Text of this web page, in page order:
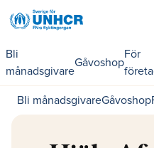
Bli
månadsgivare
Gåvoshop
För
Bli månadsgivareGåvoshop